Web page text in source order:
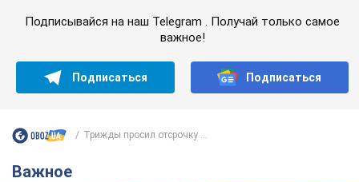
Подписывайся на наш Telegram . Получай только самое
важное!
Подписаться Подписаться
Трижды просил отсрочку ...
Важное